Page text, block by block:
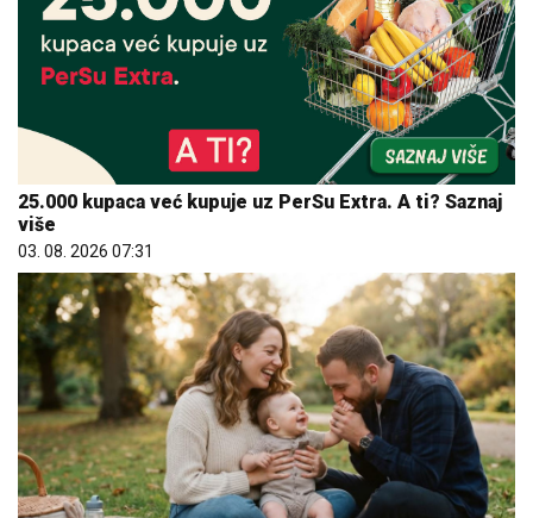
25.000 kupaca već kupuje uz PerSu Extra. A ti? Saznaj
više
03. 08. 2026 07:31